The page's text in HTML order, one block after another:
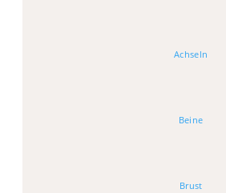
Achseln
Beine
Brust